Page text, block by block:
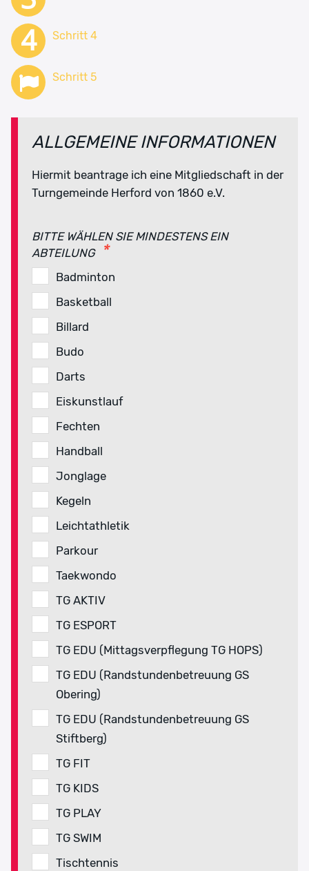
Schritt 4
Schritt 5
ALLGEMEINE INFORMATIONEN
Hiermit beantrage ich eine Mitgliedschaft in der
Turngemeinde Herford von 1860 e.V.
BITTE WÄHLEN SIE MINDESTENS EIN
ABTEILUNG
Badminton
Basketball
Billard
Budo
Darts
Eiskunstlauf
Fechten
Handball
Jonglage
Kegeln
Leichtathletik
Parkour
Taekwondo
TG AKTIV
TG ESPORT
TG EDU (Mittagsverpflegung TG HOPS)
TG EDU (Randstundenbetreuung GS
Obering)
TG EDU (Randstundenbetreuung GS
Stiftberg)
TG FIT
TG KIDS
TG PLAY
TG SWIM
Tischtennis